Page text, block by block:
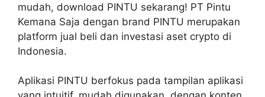
mudah, download PINTU sekarang! PT Pintu
Kemana Saja dengan brand PINTU merupakan
platform jual beli dan investasi aset crypto di
Indonesia.
Aplikasi PINTU berfokus pada tampilan aplikasi